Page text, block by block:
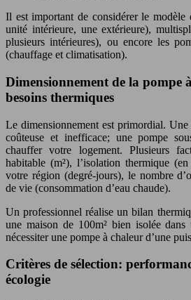
Il est important de considérer le modèle
unité intérieure, une extérieure),
plusieurs intérieures), ou encore les
(chauffage et climatisation).
Dimensionnement de la pompe
besoins thermiques
Le dimensionnement est primordial. Une
coûteuse et inefficace; une pompe
chauffer votre logement. Plusieurs
habitable (m²), l’isolation thermique
votre région (degré-jours), le nombre
de vie (consommation d’eau chaude).
Un professionnel réalise un bilan
une maison de 100m² bien isolée dans
nécessiter une pompe à chaleur d’une
Critères de sélection:
écologie